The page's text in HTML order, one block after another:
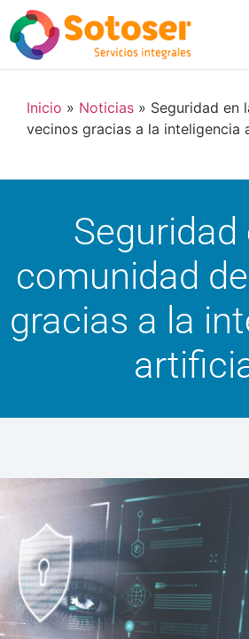
Inicio » Noticias » Seguridad en
vecinos gracias a la inteligencia
Seguridad
comunidad
gracias a la